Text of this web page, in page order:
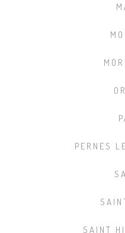
PERNES
SAINT